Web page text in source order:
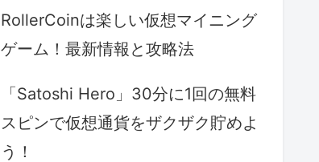
RollerCoinは楽しい仮想マイニング
ゲーム！最新情報と攻略法
「Satoshi Hero」30分に1回の無料
スピンで仮想通貨をザクザク貯めよ
う！